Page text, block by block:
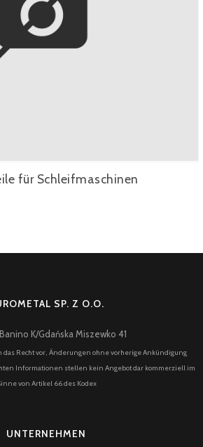
für Schleifmaschinen
SP. Z O.O.
K/Gdańska Miszewko 41
das Recht vor, Änderungen ohne vorherige Ankündigung
Informationen stellen kein Angebot dar kommerziell im
von Artikel 66 des Kodex
UNTERNEHMEN